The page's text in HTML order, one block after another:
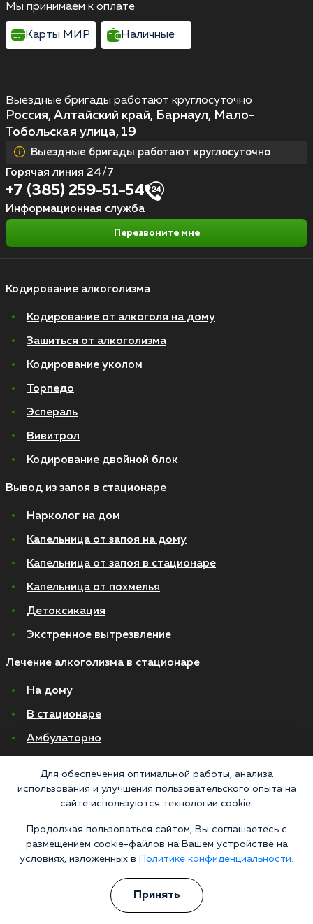
Кодирование алкоголизма
Кодирование от алкоголя на дому
Зашиться от алкоголизма
Кодирование уколом
Торпедо
Эспераль
Вивитрол
Кодирование двойной блок
Вывод из запоя в стационаре
Нарколог на дом
Капельница от запоя на дому
Капельница от запоя в стационаре
Капельница от похмелья
Детоксикация
Экстренное вытрезвление
Лечение алкоголизма в стационаре
На дому
В стационаре
Амбулаторно
Женский алкоголизм
Пивной алкоголизм
Выездные бригады работают круглосуточно
Россия, Алтайский край, Барнаул, Мало-
Тобольская улица, 19
Выездные бригады работают круглосуточно
Горячая линия 24/7
+7 (385) 259-51-54
Информационная служба
Перезвоните мне
Мы принимаем к оплате
Карты МИР Наличные
© 2026 Все права защищены
Политика конфиденциальности
Медицинские услуги оказываются ООО "М-Трезвость", по лицензии
Для обеспечения оптимальной работы, анализа
использования и улучшения пользовательского опыта на
сайте используются технологии cookie.
Продолжая пользоваться сайтом, Вы соглашаетесь с
размещением cookie-файлов на Вашем устройстве на
условиях, изложенных в
Политике конфиденциальности.
Принять